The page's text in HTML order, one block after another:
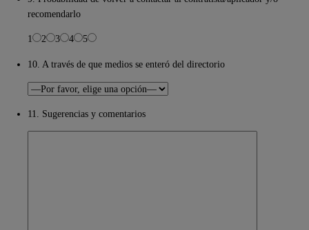
recomendarlo
1 2 3 4 5
10. A través de que medios se enteró del directorio
11. Sugerencias y comentarios